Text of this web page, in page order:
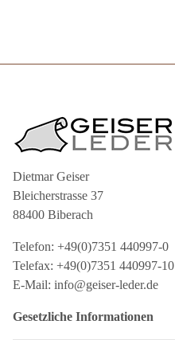
Dietmar Geiser
Bleicherstrasse 37
88400 Biberach
Telefon: +49(0)7351 440997-0
Telefax: +49(0)7351 440997-10
E-Mail: info@geiser-leder.de
Gesetzliche Informationen